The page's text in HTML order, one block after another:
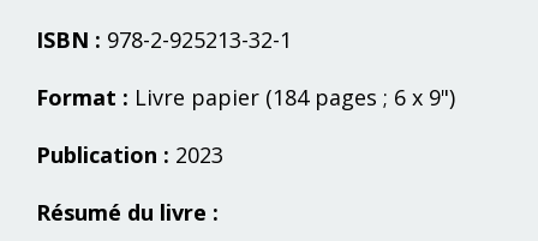
ISBN : 978-2-925213-32-1
Format : Livre papier (184 pages ; 6 x 9")
Publication : 2023
Résumé du livre :